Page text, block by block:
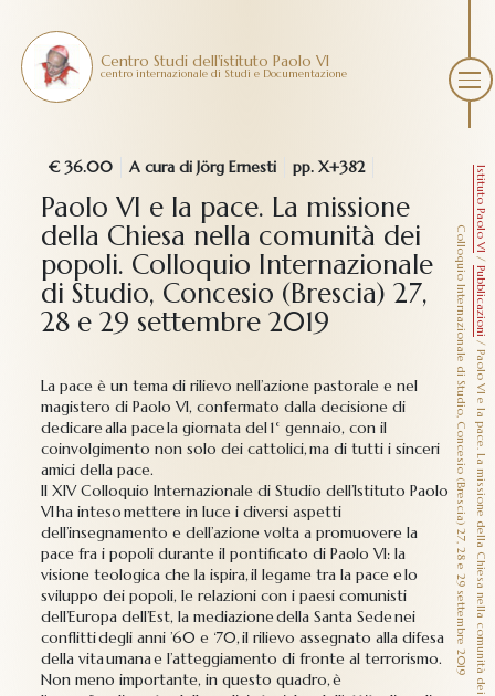
Centro Studi dell'istituto Paolo VI
centro internazionale di Studi e Documentazione
Istituto Paolo VI
/
Pubblicazioni
/
P
a
o
l
o
V
I
e
l
a
p
a
c
e
.
L
a
m
i
s
s
i
o
n
e
d
e
l
l
a
C
h
i
e
s
a
n
e
l
l
a
c
o
m
u
n
i
t
à
d
e
i
p
o
p
o
l
i
.
Co
l
l
o
q
u
i
o
I
n
t
e
r
n
a
z
i
o
n
a
l
e
d
i
S
t
u
d
i
o
,
C
o
n
c
e
s
i
o
(
B
r
e
s
c
i
a
)
2
7
,
2
8
e
2
9
s
e
t
t
e
m
b
r
e
2
0
1
9
€ 36.00 A cura di Jörg Ernesti pp. X+382
Paolo VI e la pace. La missione
della Chiesa nella comunità dei
popoli. Colloquio Internazionale
di Studio, Concesio (Brescia) 27,
28 e 29 settembre 2019
La pace è un tema di rilievo nell’azione pastorale e nel
magistero di Paolo VI, confermato dalla decisione di
dedicare alla pace la giornata del 1° gennaio, con il
coinvolgimento non solo dei cattolici, ma di tutti i sinceri
amici della pace.
Il XIV Colloquio Internazionale di Studio dell’Istituto Paolo
VI ha inteso mettere in luce i diversi aspetti
dell’insegnamento e dell’azione volta a promuovere la
pace fra i popoli durante il pontificato di Paolo VI: la
visione teologica che la ispira, il legame tra la pace e lo
sviluppo dei popoli, le relazioni con i paesi comunisti
dell’Europa dell’Est, la mediazione della Santa Sede nei
conflitti degli anni ’60 e ‘70, il rilievo assegnato alla difesa
della vita umana e l’atteggiamento di fronte al terrorismo.
Non meno importante, in questo quadro, è